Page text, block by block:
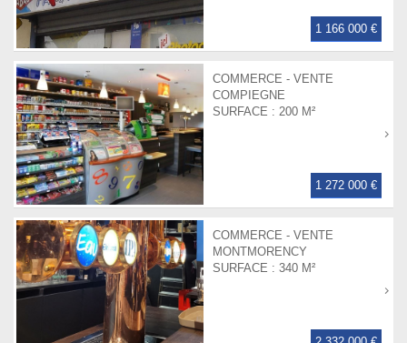
1 166 000 €
COMMERCE - VENTE
COMPIEGNE
SURFACE : 200 M²
1 272 000 €
COMMERCE - VENTE
MONTMORENCY
SURFACE : 340 M²